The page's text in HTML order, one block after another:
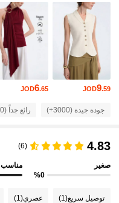
4.81 176K متابعون
176K متابعون
4.81 176K متابعون
JOD9.59
JOD6.65
جودة جيدة (3000+) رائع جداً (3000+)
4.83
(6)
صغير
%0
مناسب
توصيل سريع(1) عصري(1)